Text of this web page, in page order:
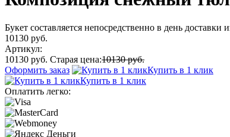
Букет составляется непосредственно в день доставки
10130 руб.
Артикул:
10130 руб. Старая цена:10130 руб.
Оформить заказ
Купить в 1 клик
Купить в 1 клик
Оплатить легко: